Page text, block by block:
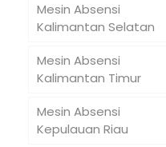
Mesin Absensi
Kalimantan Selatan
Mesin Absensi
Kalimantan Timur
Mesin Absensi
Kepulauan Riau